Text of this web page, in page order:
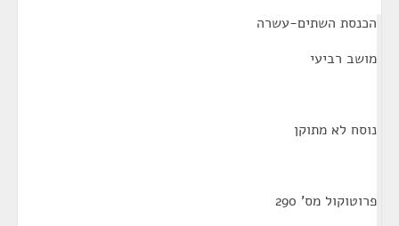
הכנסת השתים-עשרה
מושב רביעי
נוסח לא מתוקן
פרוטוקול מס' 290